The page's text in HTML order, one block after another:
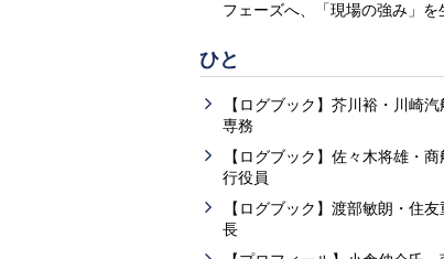
フェーズへ、「現場の強み」を
ひと
【ログブック】芥川裕・川崎
専務
【ログブック】佐々木将雄・
行役員
【ログブック】渡部敏朗・住
長